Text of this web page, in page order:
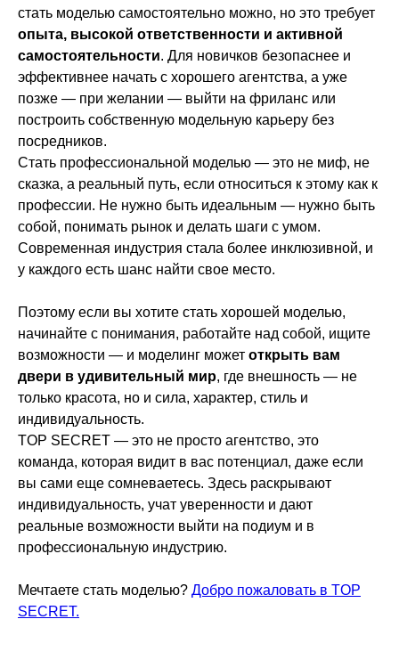
стать моделью самостоятельно можно, но это требует
опыта, высокой ответственности и активной
самостоятельности. Для новичков безопаснее и
эффективнее начать с хорошего агентства, а уже
позже — при желании — выйти на фриланс или
построить собственную модельную карьеру без
посредников.
Стать профессиональной моделью — это не миф, не
сказка, а реальный путь, если относиться к этому как к
профессии. Не нужно быть идеальным — нужно быть
собой, понимать рынок и делать шаги с умом.
Современная индустрия стала более инклюзивной, и
у каждого есть шанс найти свое место.
Поэтому если вы хотите стать хорошей моделью,
начинайте с понимания, работайте над собой, ищите
возможности — и моделинг может открыть вам
двери в удивительный мир, где внешность — не
только красота, но и сила, характер, стиль и
индивидуальность.
TOP SECRET — это не просто агентство, это
команда, которая видит в вас потенциал, даже если
вы сами еще сомневаетесь. Здесь раскрывают
индивидуальность, учат уверенности и дают
реальные возможности выйти на подиум и в
профессиональную индустрию.
Мечтаете стать моделью? Добро пожаловать в TOP
SECRET.